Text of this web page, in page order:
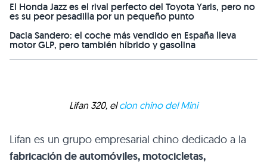
El Honda Jazz es el rival perfecto del Toyota Yaris, pero no
es su peor pesadilla por un pequeño punto
Dacia Sandero: el coche más vendido en España lleva
motor GLP, pero también híbrido y gasolina
Lifan 320, elclon chino del Mini
Lifan es un grupo empresarial chino dedicado a la
fabricación de automóviles, motocicletas,